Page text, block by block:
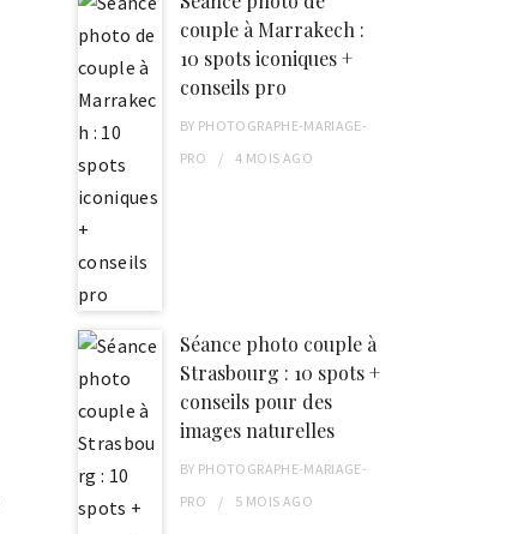
couple à Marrakech :
10 spots iconiques +
conseils pro
BY PHOTOGRAPHE-MARIAGE-
PRO
4 MOIS AGO
Séance photo couple à
Strasbourg : 10 spots +
conseils pour des
images naturelles
BY PHOTOGRAPHE-MARIAGE-
PRO
5 MOIS AGO